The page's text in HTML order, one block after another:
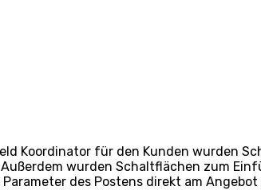
Koordinator für den Kunden wurden
wurden Schaltflächen zum
des Postens direkt am